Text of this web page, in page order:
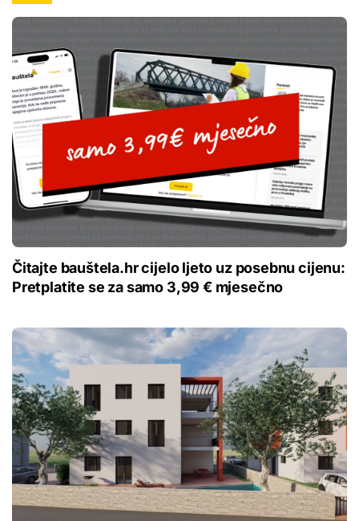
Čitajte bauštela.hr cijelo ljeto uz posebnu cijenu:
Pretplatite se za samo 3,99 € mjesečno